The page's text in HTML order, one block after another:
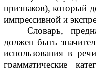
признаков), который
импрессивной и
Словарь,
должен быть
использования в
грамматические